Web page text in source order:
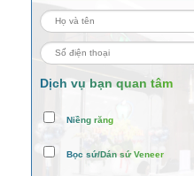
Dịch vụ bạn quan tâm
Niềng răng
Bọc sứ/Dán sứ Veneer